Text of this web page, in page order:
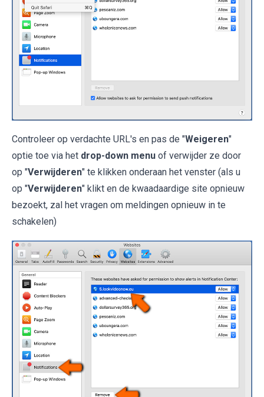
Controleer op verdachte URL's en pas de "Weigeren"
optie toe via het drop-down menu of verwijder ze door
op "Verwijderen" te klikken onderaan het venster (als u
op "Verwijderen" klikt en de kwaadaardige site opnieuw
bezoekt, zal het vragen om meldingen opnieuw in te
schakelen)